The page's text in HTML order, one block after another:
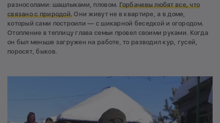
разносолами: шашлыками, пловом. Горбачевы любят все, что
связано с природой. Они живут не в квартире, а в доме,
который сами построили — с шикарной беседкой и огородом.
Отопление в теплицу глава семьи провел своими руками. Когда
он был меньше загружен на работе, то разводил кур, гусей,
поросят, быков.